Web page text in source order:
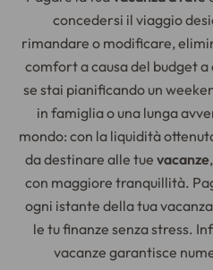
concedersi il viaggio
rimandare o modificare,
comfort a causa del budget
se stai pianificando un
in famiglia o una lunga
mondo: con la liquidità
da destinare alle tue vacanze
con maggiore tranquillità.
ogni istante della tua
le tu finanze senza stress.
vacanze garantisce